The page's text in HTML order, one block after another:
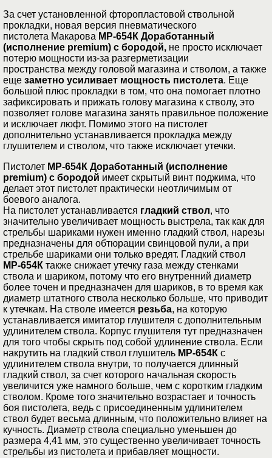
За счет установленной фторопластовой ствольной
прокладки, новая версия пневматического
пистолета Макарова МР-654К Доработанный
(исполнение premium) с бородой, не просто исключает
потерю мощности из-за разгерметизации
пространства между головой магазина и стволом, а также
еще заметно усиливает мощность пистолета. Еще
большой плюс прокладки в том, что она помогает плотно
зафиксировать и прижать голову магазина к стволу, это
позволяет голове магазина занять правильное положение
и исключает люфт. Помимо этого на пистолет
дополнительно устанавливается прокладка между
глушителем и стволом, что также исключает утечки.
Пистолет МР-654К Доработанный (исполнение
premium) с бородой имеет скрытый винт поджима, что
делает этот пистолет практически неотличимым от
боевого аналога.
На пистолет устанавливается гладкий ствол, что
значительно увеличивает мощность выстрела, так как для
стрельбы шариками нужен именно гладкий ствол, нарезы
предназначены для обтюрации свинцовой пули, а при
стрельбе шариками они только вредят. Гладкий ствол
МР-654К также снижает утечку газа между стенками
ствола и шариком, потому что его внутренний диаметр
более точен и предназначен для шариков, в то время как
диаметр штатного ствола несколько больше, что приводит
к утечкам. На стволе имеется резьба, на которую
устанавливается имитатор глушителя с дополнительным
удлинителем ствола. Корпус глушителя тут предназначен
для того чтобы скрыть под собой удлинение ствола. Если
накрутить на гладкий ствол глушитель МР-654К с
удлинителем ствола внутри, то получается длинный
гладкий ствол, за счет которого начальная скорость
увеличится уже намного больше, чем с коротким гладким
стволом. Кроме того значительно возрастает и точность
боя пистолета, ведь с присоединенным удлинителем
ствол будет весьма длинным, что положительно влияет на
кучность. Диаметр ствола специально уменьшен до
размера 4,41 мм, это существенно увеличивает точность
стрельбы из пистолета и прибавляет мощности.